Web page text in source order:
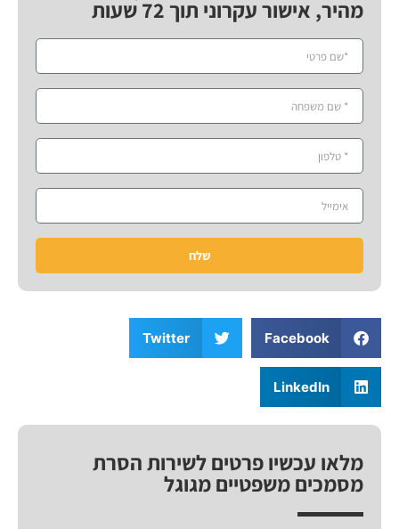
מהיר, אישור עקרוני תוך 72 שעות
שלח
Facebook
Twitter
LinkedIn
מלאו עכשיו פרטים לשירות הסרת
מסמכים משפטיים מגוגל